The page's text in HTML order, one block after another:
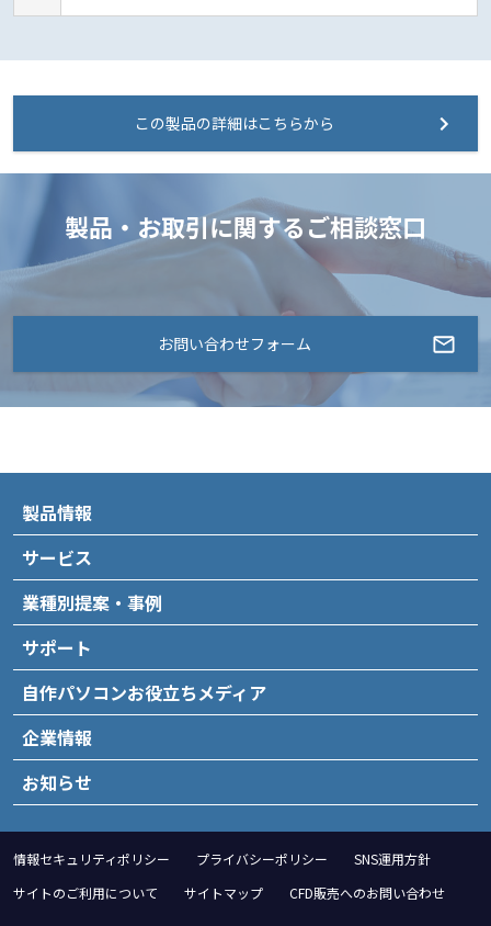
この製品の詳細はこちらから
製品・お取引に関するご相談窓口
お問い合わせフォーム
製品情報
サービス
業種別提案・事例
サポート
自作パソコンお役立ちメディア
企業情報
お知らせ
情報セキュリティポリシー プライバシーポリシー
SNS運用方針
サイトのご利用について
サイトマップ CFD販売へのお問い合わせ